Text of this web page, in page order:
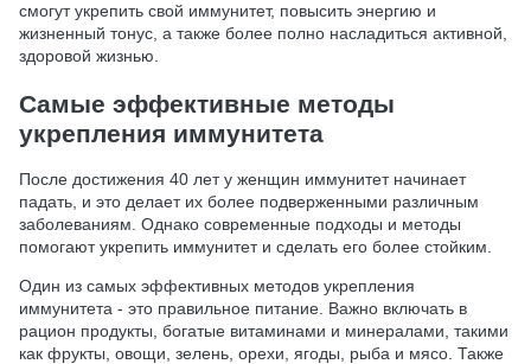
смогут укрепить свой иммунитет, повысить энергию и
жизненный тонус, а также более полно насладиться активной,
здоровой жизнью.
Самые эффективные методы
укрепления иммунитета
После достижения 40 лет у женщин иммунитет начинает
падать, и это делает их более подверженными различным
заболеваниям. Однако современные подходы и методы
помогают укрепить иммунитет и сделать его более стойким.
Один из самых эффективных методов укрепления
иммунитета - это правильное питание. Важно включать в
рацион продукты, богатые витаминами и минералами, такими
как фрукты, овощи, зелень, орехи, ягоды, рыба и мясо. Также